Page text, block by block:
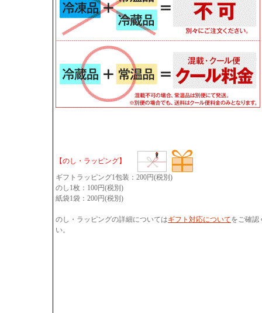
【のし・ラッピング】
ギフトラッピング1包装：200円(税別)
のし1枚：100円(税別)
紙袋1袋：200円(税別)
のし・ラッピングの詳細についてはギフト対応についてをご確認
い。